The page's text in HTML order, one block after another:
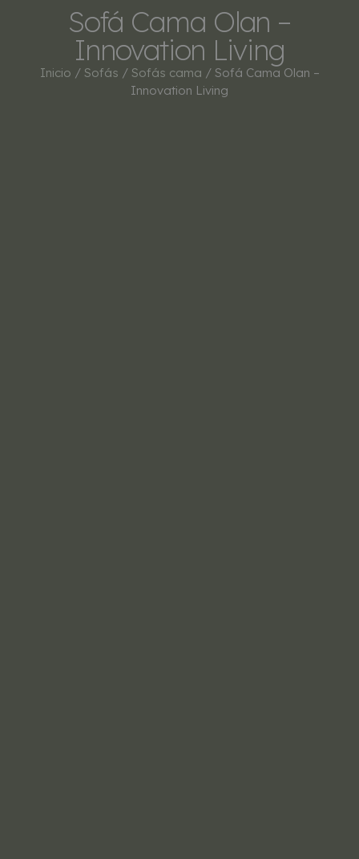
Sofá Cama Olan –
Innovation Living
Inicio / Sofás / Sofás cama / Sofá Cama Olan –
Innovation Living